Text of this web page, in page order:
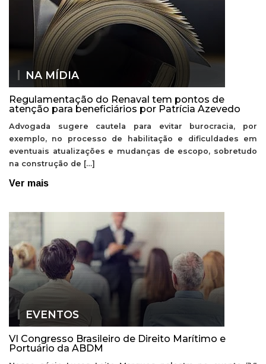
NA MÍDIA
Regulamentação do Renaval tem pontos de
atenção para beneficiários por Patrícia Azevedo
Advogada sugere cautela para evitar burocracia, por
exemplo, no processo de habilitação e dificuldades em
eventuais atualizações e mudanças de escopo, sobretudo
na construção de […]
Ver mais
EVENTOS
VI Congresso Brasileiro de Direito Marítimo e
Portuário da ABDM